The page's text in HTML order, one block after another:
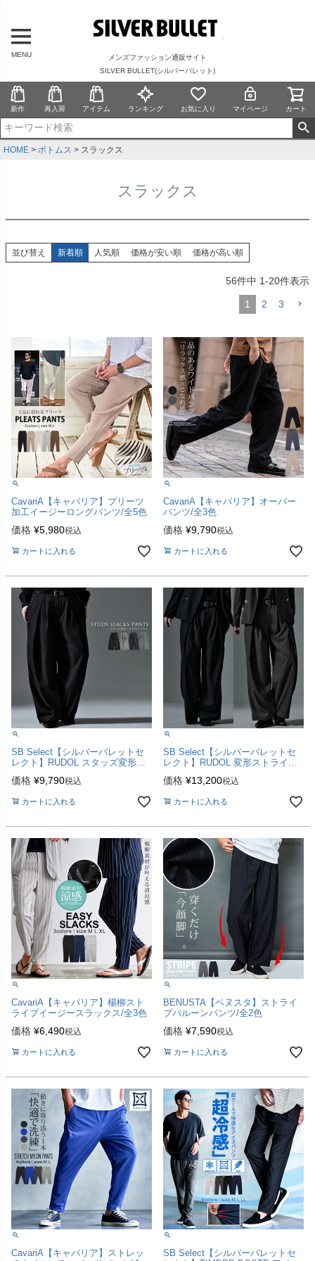
MENU
メンズファッション通販サイト
SILVER BULLET(シルバーバレット)
新作 再入荷 アイテム ランキング お気に入り マイページ カート
HOME ボトムス スラックス
スラックス
並び替え 新着順 人気順 価格が安い順 価格が高い順
56件中 1-20件表示
1 2 3
CavariA【キャバリア】プリーツ
加工イージーロングパンツ/全5色
価格 ¥5,980税込
カートに入れる
CavariA【キャバリア】オーバー
パンツ/全3色
価格 ¥9,790税込
カートに入れる
SB Select【シルバーバレットセ
レクト】RUDOL スタッズ変形ワ
価格 ¥9,790税込
カートに入れる
SB Select【シルバーバレットセ
レクト】RUDOL 変形ストライプ
価格 ¥13,200税込
カートに入れる
CavariA【キャバリア】楊柳スト
ライプイージースラックス/全3色
価格 ¥6,490税込
カートに入れる
BENUSTA【ベヌスタ】ストライ
プバルーンパンツ/全2色
価格 ¥7,590税込
カートに入れる
CavariA【キャバリア】ストレッ
SB Select【シルバーバレットセ